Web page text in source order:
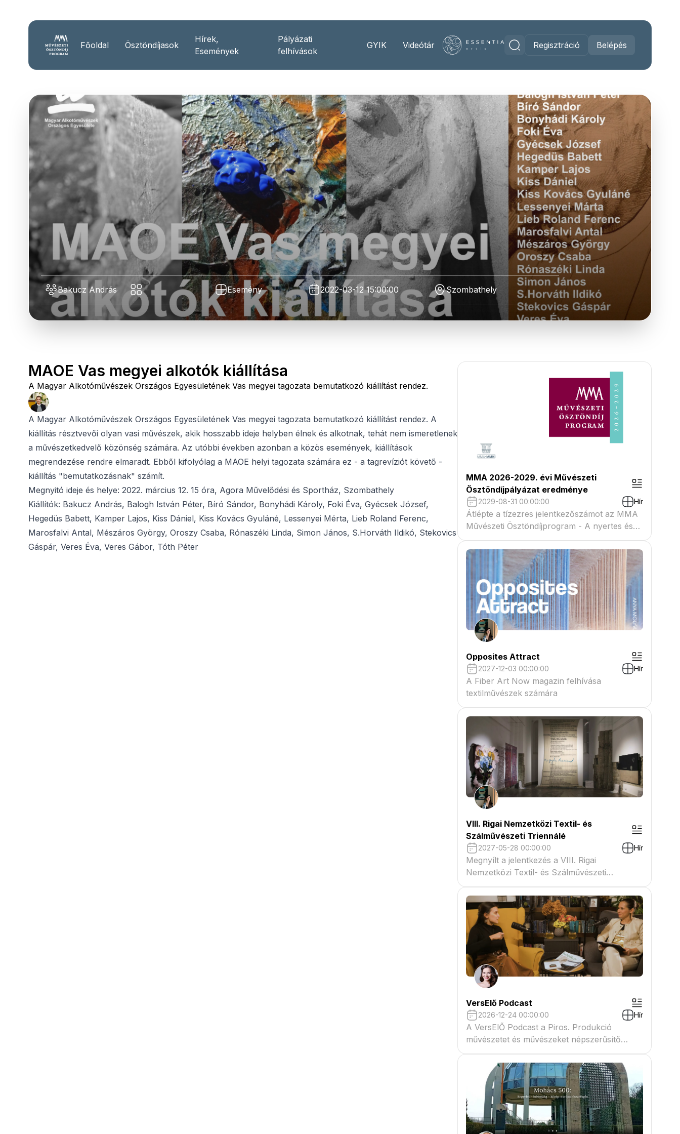
Főoldal Ösztöndíjasok
Hírek,
Események
Pályázati
felhívások
GYIK Videótár Regisztráció Belépés
Bakucz András Esemény 2022-03-12 15:00:00 Szombathely
MAOE Vas megyei alkotók kiállítása
A Magyar Alkotóművészek Országos Egyesületének Vas megyei tagozata bemutatkozó kiállítást rendez.
A Magyar Alkotóművészek Országos Egyesületének Vas megyei tagozata bemutatkozó kiállítást rendez. A
kiállítás résztvevői olyan vasi művészek, akik hosszabb ideje helyben élnek és alkotnak, tehát nem ismeretlenek
a művészetkedvelő közönség számára. Az utóbbi években azonban a közös események, kiállítások
megrendezése rendre elmaradt. Ebből kifolyólag a MAOE helyi tagozata számára ez - a tagrevíziót követő -
kiállítás "bemutatkozásnak" számít.
Megnyitó ideje és helye: 2022. március 12. 15 óra, Agora Művelődési és Sportház, Szombathely
Kiállítók: Bakucz András, Balogh István Péter, Bíró Sándor, Bonyhádi Károly, Foki Éva, Gyécsek József,
Hegedüs Babett, Kamper Lajos, Kiss Dániel, Kiss Kovács Gyuláné, Lessenyei Mérta, Lieb Roland Ferenc,
Marosfalvi Antal, Mészáros György, Oroszy Csaba, Rónaszéki Linda, Simon János, S.Horváth Ildikó, Stekovics
Gáspár, Veres Éva, Veres Gábor, Tóth Péter
MMA 2026-2029. évi Művészeti
Ösztöndíjpályázat eredménye
2029-08-31 00:00:00 Hír
Átlépte a tízezres jelentkezőszámot az MMA
Művészeti Ösztöndíjprogram - A nyertes és
tartaléklistás pályázók névsora megtekinthető
a csatolmányban
Opposites Attract
2027-12-03 00:00:00 Hír
A Fiber Art Now magazin felhívása
textilművészek számára
VIII. Rigai Nemzetközi Textil- és
Szálművészeti Triennálé
2027-05-28 00:00:00 Hír
Megnyílt a jelentkezés a VIII. Rigai
Nemzetközi Textil- és Szálművészeti
Triennáléra
VersElő Podcast
2026-12-24 00:00:00 Hír
A VersElŐ Podcast a Piros. Produkció
művészetet és művészeket népszerűsítő
beszélgető műsora